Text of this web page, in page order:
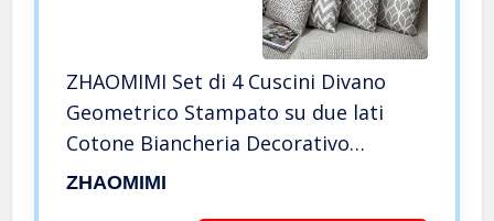
ZHAOMIMI Set di 4 Cuscini Divano
Geometrico Stampato su due lati
Cotone Biancheria Decorativo
Copricuscini Divano Per la
ZHAOMIMI